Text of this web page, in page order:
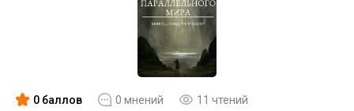
0 баллов 0 мнений 11 чтений